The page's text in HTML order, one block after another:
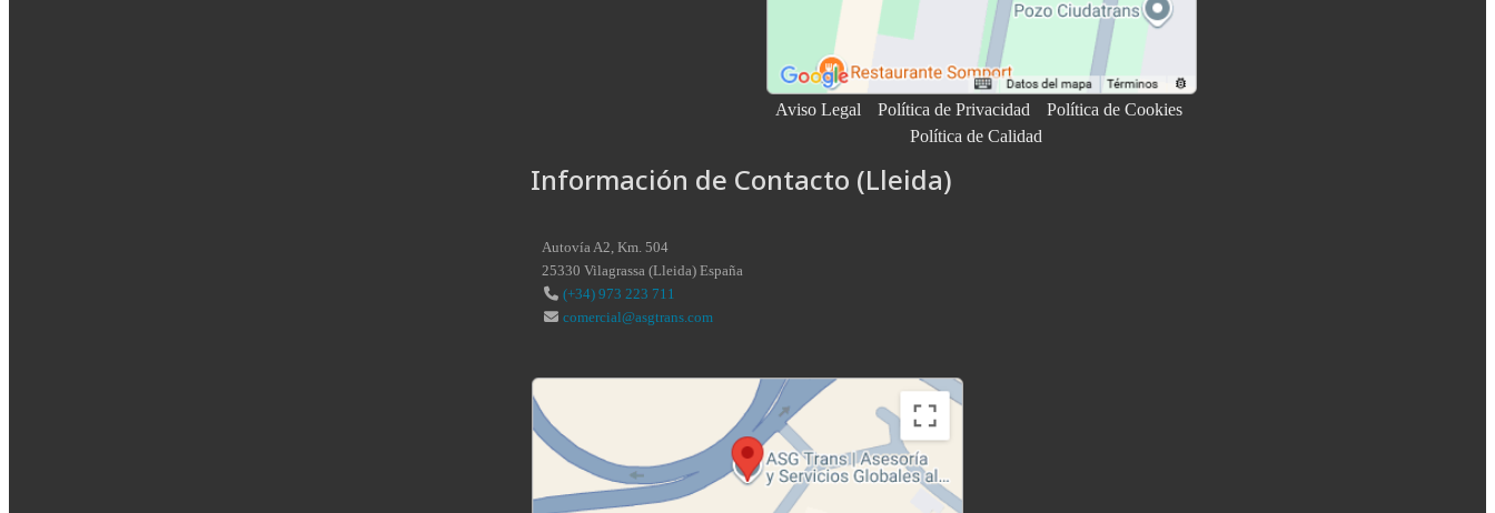
Aviso Legal Política de Privacidad
Política de Cookies
Política de Calidad
Información de Contacto (Lleida)
Autovía A2, Km. 504
25330 Vilagrassa (Lleida) España
(+34) 973 223 711
comercial@asgtrans.com